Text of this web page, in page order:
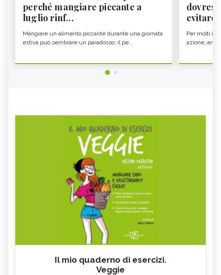
perché mangiare piccante a
luglio rinf...
Mangiare un alimento piccante durante una giornata
estiva può sembrare un paradosso: il pe...
evitare
Per molti il
azione,
Il mio quaderno di esercizi.
Veggie